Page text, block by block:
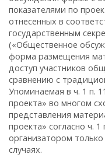
показателями по
отнесенных в
государственным
(«Общественное
форма размещения
доступ участников
сравнению с
Упоминаемая в ч. 1 п.
проекта» во многом
представления
проекта» согласно ч.
организатором
случаях.